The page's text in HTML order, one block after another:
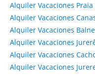
Alquiler Vacaciones
Alquiler Vacaciones
Alquiler Vacaciones
Alquiler Vacaciones
Alquiler Vacaciones
Alquiler Vacaciones